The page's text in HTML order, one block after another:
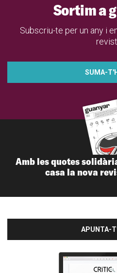
Sortim a
Subscriu-te per un any i
SUMA-
Amb les quotes
casa la nova
APUNTA-